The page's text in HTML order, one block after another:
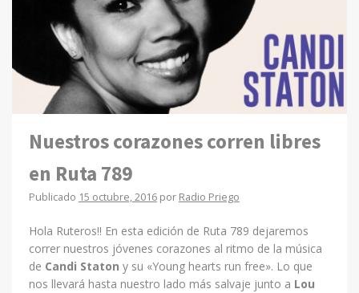
Nuestros corazones corren libres
en Ruta 789
Publicado 15 octubre, 2016por Radio Priego
Hola Ruteros!! En esta edición de Ruta 789 dejaremos
correr nuestros jóvenes corazones al ritmo de la música
de Candi Staton y su «Young hearts run free». Lo que
nos llevará hasta nuestro lado más salvaje junto a Lou